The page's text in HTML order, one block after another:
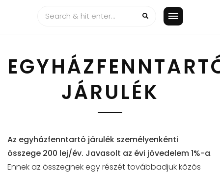
JÁRULÉK
Az egyházfenntartó járulék személyenkénti
összege 200 lej/év. Javasolt az évi jövedelem 1%-a.
Ennek az összegnek egy részét továbbadjuk közös